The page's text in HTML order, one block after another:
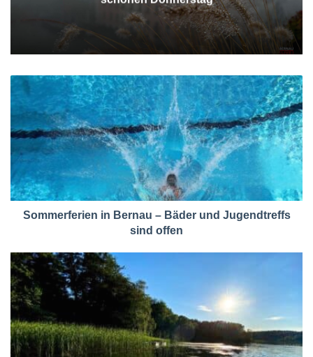
Sommerferien in Bernau – Bäder und Jugendtreffs
sind offen